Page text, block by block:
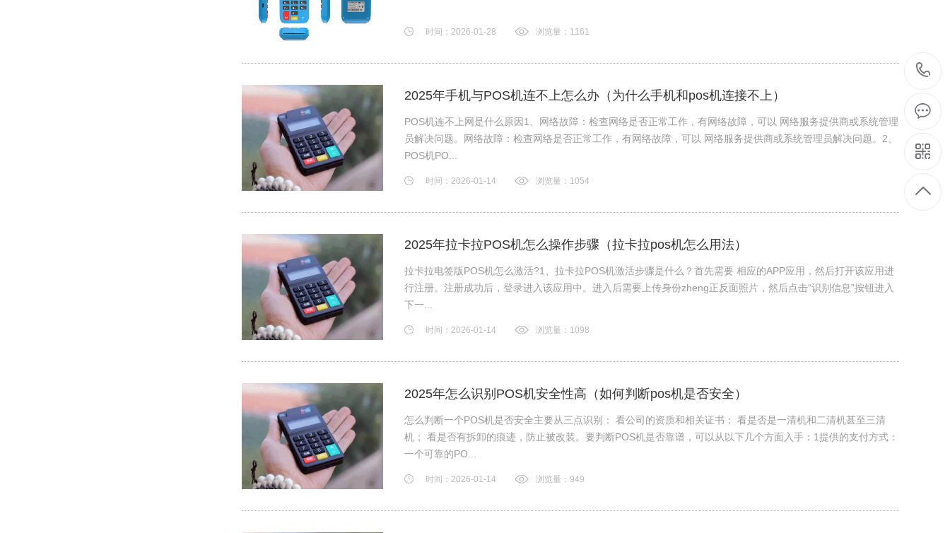
时间：2026-01-28 浏览量：1161
2025年手机与POS机连不上怎么办（为什么手机和pos机连接不上）
POS机连不上网是什么原因1、网络故障：检查网络是否正常工作，有网络故障，可以 网络服务提供商或系统管理
员解决问题。网络故障：检查网络是否正常工作，有网络故障，可以 网络服务提供商或系统管理员解决问题。2、
POS机PO...
时间：2026-01-14 浏览量：1054
2025年拉卡拉POS机怎么操作步骤（拉卡拉pos机怎么用法）
拉卡拉电签版POS机怎么激活?1、拉卡拉POS机激活步骤是什么？首先需要 相应的APP应用，然后打开该应用进
行注册。注册成功后，登录进入该应用中。进入后需要上传身份zheng正反面照片，然后点击“识别信息”按钮进入
下一...
时间：2026-01-14 浏览量：1098
2025年怎么识别POS机安全性高（如何判断pos机是否安全）
怎么判断一个POS机是否安全主要从三点识别： 看公司的资质和相关证书； 看是否是一清机和二清机甚至三清
机； 看是否有拆卸的痕迹，防止被改装。要判断POS机是否靠谱，可以从以下几个方面入手：1提供的支付方式：
一个可靠的PO...
时间：2026-01-14 浏览量：949